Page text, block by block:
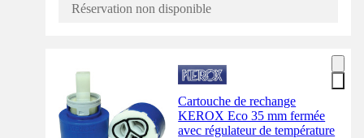
Réservation non disponible
Cartouche de rechange
KEROX Eco 35 mm fermée
avec régulateur de température